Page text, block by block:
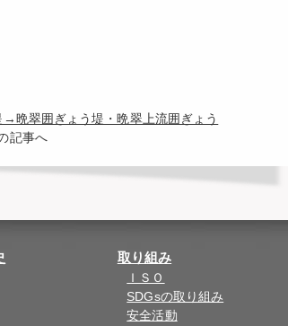
晩翠囲ぎょう堤・晩翠上流囲ぎょう
記事へ
取り組み
ＩＳＯ
SDGsの取り組み
安全活動